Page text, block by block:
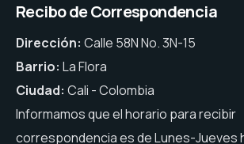
Recibo de Correspondencia
Dirección: Calle 58N No. 3N-15
Barrio: La Flora
Ciudad: Cali - Colombia
Informamos que el horario para recibir
correspondencia es de Lunes-Jueves